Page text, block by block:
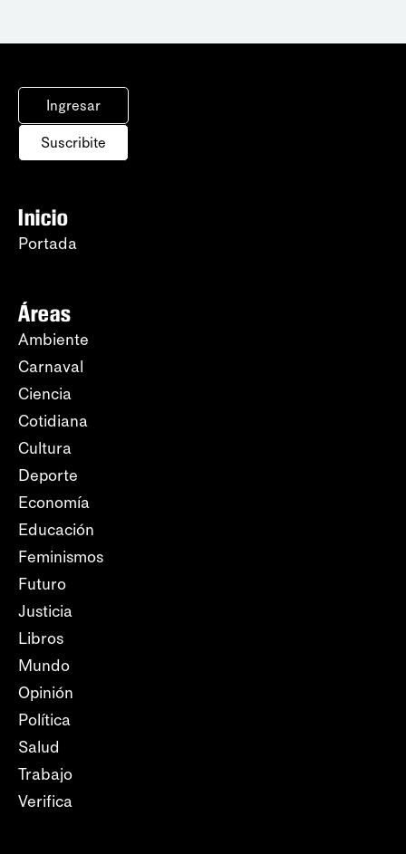
Ingresar
Suscribite
Inicio
Portada
Áreas
Ambiente
Carnaval
Ciencia
Cotidiana
Cultura
Deporte
Economía
Educación
Feminismos
Futuro
Justicia
Libros
Mundo
Opinión
Política
Salud
Trabajo
Verifica